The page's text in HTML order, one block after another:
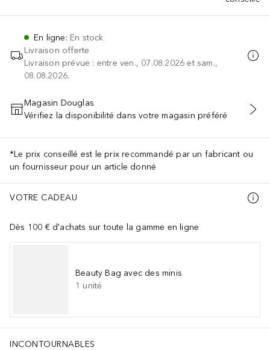
En ligne: En stock
Livraison offerte
Livraison prévue : entre ven., 07.08.2026 et sam.,
08.08.2026.
AJOUTER AU PANIER
Magasin Douglas
Vérifiez la disponibilité dans votre magasin préféré
*Le prix conseillé est le prix recommandé par un fabricant ou
un fournisseur pour un article donné
VOTRE CADEAU
Dès 100 € d'achats sur toute la gamme en ligne
Beauty Bag avec des minis
1 unité
INCONTOURNABLES